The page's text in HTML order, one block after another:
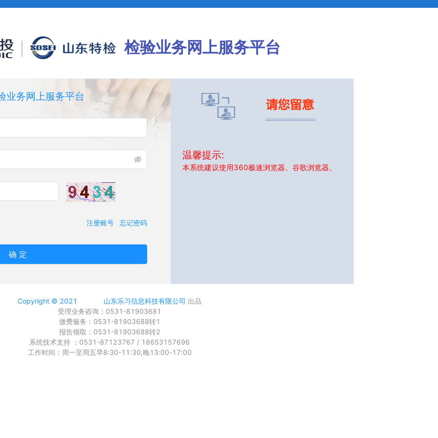
检验业务网上服务平台
业务网上服务平台
忘记密码
注册账号
确 定
温馨提示:
本系统建议使用360极速浏览器、谷歌浏览器。
Copyright © 2021 山东乐习信息科技有限公司 出品
受理业务咨询：0531-81903681
缴费服务：0531-81903688转1
报告领取：0531-81903688转2
系统技术支持 ：0531-87123767 / 18653157696
工作时间：周一至周五早8:30-11:30,晚13:00-17:00